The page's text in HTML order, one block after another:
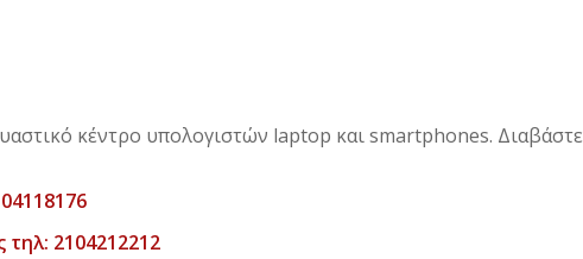
κέντρο υπολογιστών laptop και smartphones. Διαβάστε
2104212212